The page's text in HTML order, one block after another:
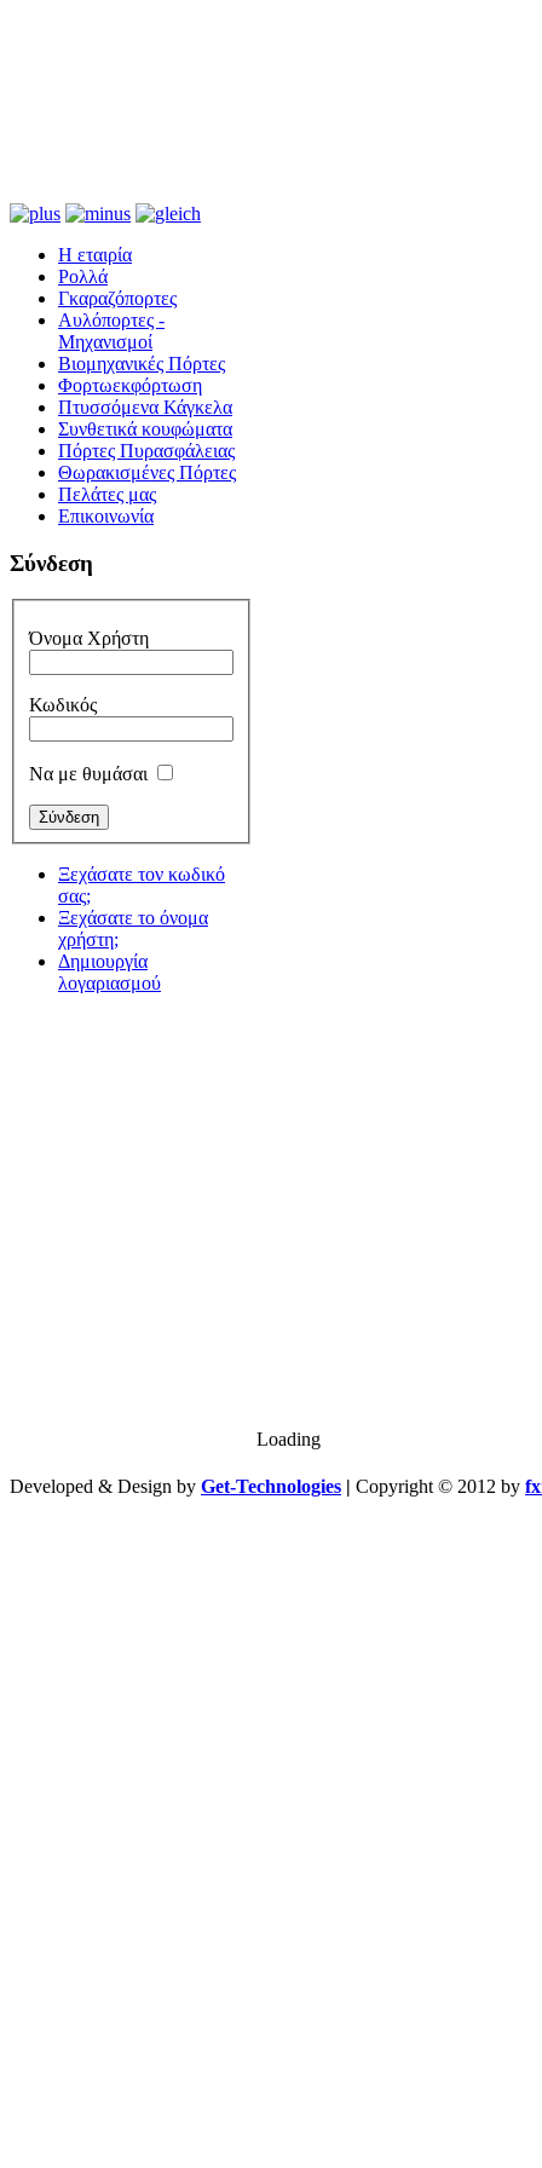
Η εταιρία
Ρολλά
Γκαραζόπορτες
Αυλόπορτες -
Μηχανισμοί
Βιομηχανικές Πόρτες
Φορτωεκφόρτωση
Πτυσσόμενα Κάγκελα
Συνθετικά κουφώματα
Πόρτες Πυρασφάλειας
Θωρακισμένες Πόρτες
Πελάτες μας
Επικοινωνία
Σύνδεση
Όνομα Χρήστη
Κωδικός
Να με θυμάσαι
Ξεχάσατε τον κωδικό
σας;
Ξεχάσατε το όνομα
χρήστη;
Δημιουργία
λογαριασμού
Loading
Developed & Design by Get-Technologies | Copyright © 2012 by